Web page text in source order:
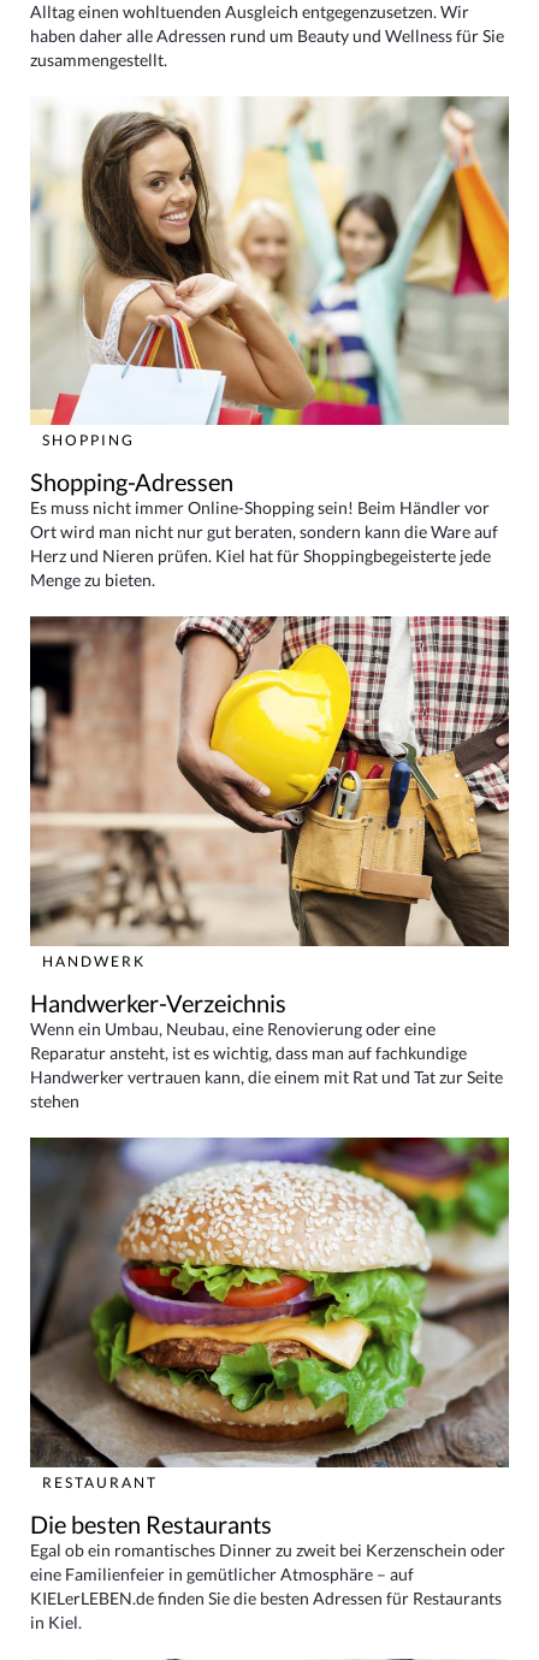
Alltag einen wohltuenden Ausgleich entgegenzusetzen. Wir
haben daher alle Adressen rund um Beauty und Wellness für Sie
zusammengestellt.
SHOPPING
Shopping-Adressen
Es muss nicht immer Online-Shopping sein! Beim Händler vor
Ort wird man nicht nur gut beraten, sondern kann die Ware auf
Herz und Nieren prüfen. Kiel hat für Shoppingbegeisterte jede
Menge zu bieten.
HANDWERK
Handwerker-Verzeichnis
Wenn ein Umbau, Neubau, eine Renovierung oder eine
Reparatur ansteht, ist es wichtig, dass man auf fachkundige
Handwerker vertrauen kann, die einem mit Rat und Tat zur Seite
stehen
RESTAURANT
Die besten Restaurants
Egal ob ein romantisches Dinner zu zweit bei Kerzenschein oder
eine Familienfeier in gemütlicher Atmosphäre – auf
KIELerLEBEN.de finden Sie die besten Adressen für Restaurants
in Kiel.